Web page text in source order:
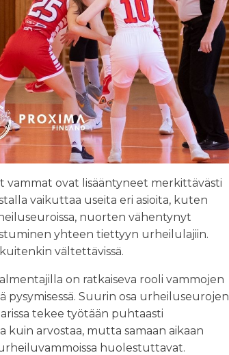
vammat ovat lisääntyneet merkittävästi
vaikuttaa useita eri asioita, kuten
nuorten vähentynyt
yhteen tiettyyn urheilulajiin.
vältettävissä.
on ratkaiseva rooli vammojen
pysymisessä. Suurin osa urheiluseurojen
tekee työtään puhtaasti
kuin arvostaa, mutta samaan aikaan
huolestuttavat.